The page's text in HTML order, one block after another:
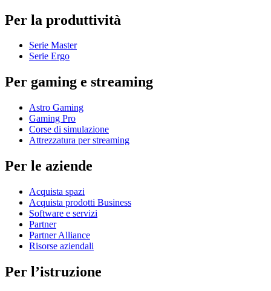
Per la produttività
Serie Master
Serie Ergo
Per gaming e streaming
Astro Gaming
Gaming Pro
Corse di simulazione
Attrezzatura per streaming
Per le aziende
Acquista spazi
Acquista prodotti Business
Software e servizi
Partner
Partner Alliance
Risorse aziendali
Per l’istruzione